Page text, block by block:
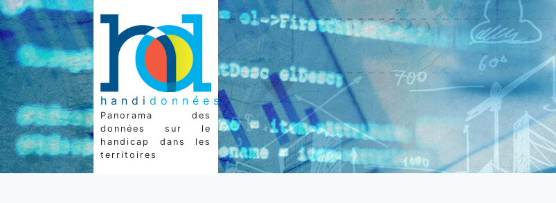
handi données
Panorama des
données sur le
handicap dans les
territoires